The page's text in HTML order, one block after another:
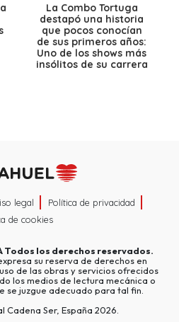
La Combo Tortuga
destapó una historia
que pocos conocían
de sus primeros años:
Uno de los shows más
insólitos de su carrera
legal
Política de privacidad
de cookies
Todos los derechos reservados.
expresa su reserva de derechos en
de las obras y servicios ofrecidos
los medios de lectura mecánica o
se juzgue adecuado para tal fin.
Cadena Ser, España 2026.